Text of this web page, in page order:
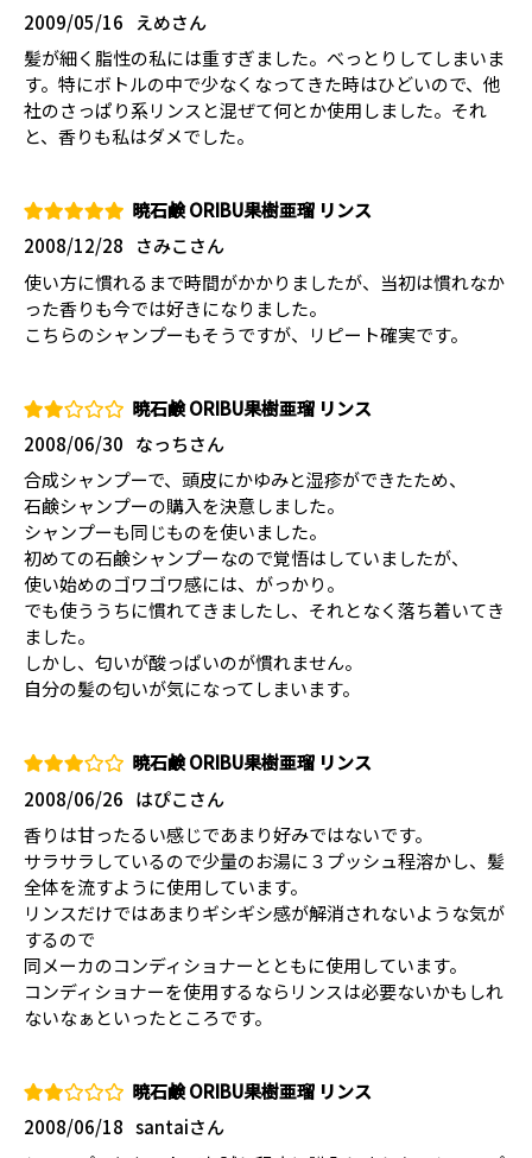
えめさん
2009/05/16
髪が細く脂性の私には重すぎました。べっとりしてしまいま
す。特にボトルの中で少なくなってきた時はひどいので、他
社のさっぱり系リンスと混ぜて何とか使用しました。それ
と、香りも私はダメでした。
暁石鹸 ORIBU果樹亜瑠 リンス
さみこさん
2008/12/28
使い方に慣れるまで時間がかかりましたが、当初は慣れなか
った香りも今では好きになりました。
こちらのシャンプーもそうですが、リピート確実です。
暁石鹸 ORIBU果樹亜瑠 リンス
なっちさん
2008/06/30
合成シャンプーで、頭皮にかゆみと湿疹ができたため、
石鹸シャンプーの購入を決意しました。
シャンプーも同じものを使いました。
初めての石鹸シャンプーなので覚悟はしていましたが、
使い始めのゴワゴワ感には、がっかり。
でも使ううちに慣れてきましたし、それとなく落ち着いてき
ました。
しかし、匂いが酸っぱいのが慣れません。
自分の髪の匂いが気になってしまいます。
暁石鹸 ORIBU果樹亜瑠 リンス
はぴこさん
2008/06/26
香りは甘ったるい感じであまり好みではないです。
サラサラしているので少量のお湯に３プッシュ程溶かし、髪
全体を流すように使用しています。
リンスだけではあまりギシギシ感が解消されないような気が
するので
同メーカのコンディショナーとともに使用しています。
コンディショナーを使用するならリンスは必要ないかもしれ
ないなぁといったところです。
暁石鹸 ORIBU果樹亜瑠 リンス
santaiさん
2008/06/18